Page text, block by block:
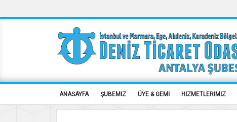
ANASAYFA ŞUBEMİZ ÜYE & GEMİ HİZMETLERİMİZ